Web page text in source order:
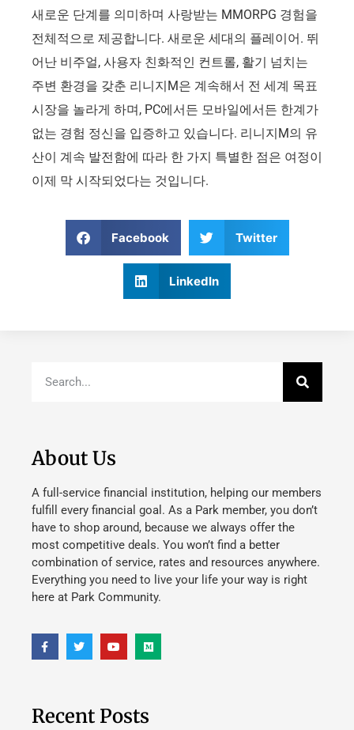
새로운 단계를 의미하며 사랑받는 MMORPG 경험을
전체적으로 제공합니다. 새로운 세대의 플레이어. 뛰
어난 비주얼, 사용자 친화적인 컨트롤, 활기 넘치는
주변 환경을 갖춘 리니지M은 계속해서 전 세계 목표
시장을 놀라게 하며, PC에서든 모바일에서든 한계가
없는 경험 정신을 입증하고 있습니다. 리니지M의 유
산이 계속 발전함에 따라 한 가지 특별한 점은 여정이
이제 막 시작되었다는 것입니다.
Facebook Twitter
LinkedIn
About Us
A full-service financial institution, helping our members
fulfill every financial goal. As a Park member, you don’t
have to shop around, because we always offer the
most competitive deals. You won’t find a better
combination of service, rates and resources anywhere.
Everything you need to live your life your way is right
here at Park Community.
Recent Posts